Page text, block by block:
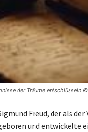
der Träume entschlüsseln
Freud, der als
und entwickelte